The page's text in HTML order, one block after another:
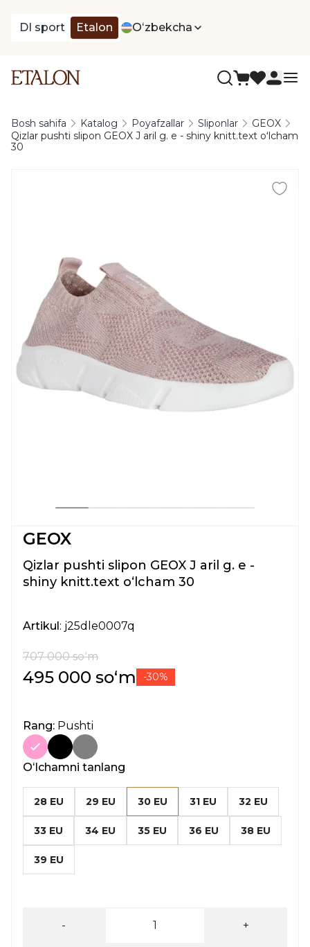
DI sport Etalon Oʻzbekcha
Bosh sahifa Katalog Poyafzallar Sliponlar
GEOX
Qizlar pushti slipon GEOX J aril g. e - shiny knitt.text oʻlcham
30
GEOX
Qizlar pushti slipon GEOX J aril g. e -
shiny knitt.text oʻlcham 30
Artikul: j25dle0007q
707 000 soʻm
495 000 soʻm -30%
Rang: Pushti
Oʻlchamni tanlang
28 EU 29 EU 30 EU 31 EU 32 EU
33 EU 34 EU 35 EU 36 EU 38 EU
39 EU
- +